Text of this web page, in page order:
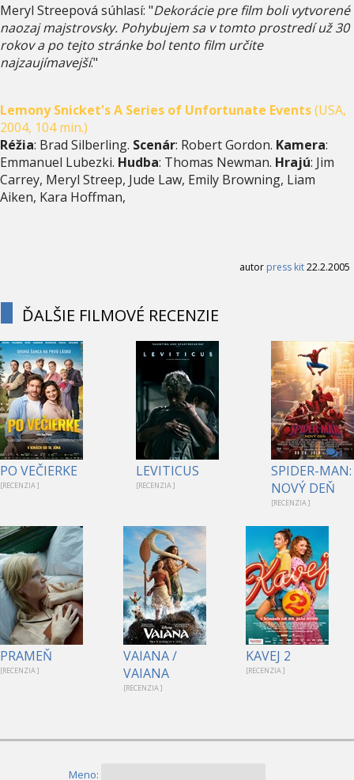
Meryl Streepová súhlasí: "Dekorácie pre film boli vytvorené
naozaj majstrovsky. Pohybujem sa v tomto prostredí už 30
rokov a po tejto stránke bol tento film určite
najzaujímavejší."
Lemony Snicket's A Series of Unfortunate Events(USA,
2004, 104 min.)
Réžia: Brad Silberling. Scenár: Robert Gordon. Kamera:
Emmanuel Lubezki. Hudba: Thomas Newman. Hrajú: Jim
Carrey, Meryl Streep, Jude Law, Emily Browning, Liam
Aiken, Kara Hoffman,
autor press kit22.2.2005
ĎALŠIE FILMOVÉ RECENZIE
PO VEČIERKE
[RECENZIA ]
LEVITICUS
[RECENZIA ]
1
SPIDER-MAN:
NOVÝ DEŇ
[RECENZIA ]
PRAMEŇ
[RECENZIA ]
VAIANA /
VAIANA
[RECENZIA ]
KAVEJ 2
[RECENZIA ]
Meno: